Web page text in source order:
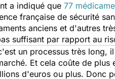
a indiqué que 77
française de sécurité
anciens et d'autres
suffisant par rapport au
un processus très long,
Et cela coûte de
d'euros ou plus. Donc